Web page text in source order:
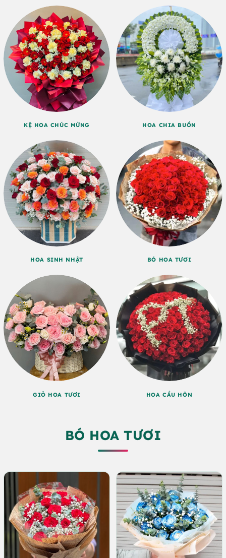
KỆ HOA CHÚC MỪNG HOA CHIA BUỒN
HOA SINH NHẬT BÓ HOA TƯƠI
GIỎ HOA TƯƠI HOA CẦU HÔN
BÓ HOA TƯƠI